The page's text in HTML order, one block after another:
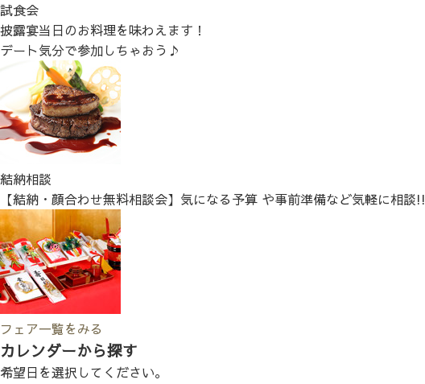
試食会
披露宴当日のお料理を味わえます！
デート気分で参加しちゃおう♪
結納相談
【結納・顔合わせ無料相談会】気になる予算 や事前準備など気軽に相談!!
フェア一覧をみる
カレンダーから探す
希望日を選択してください。